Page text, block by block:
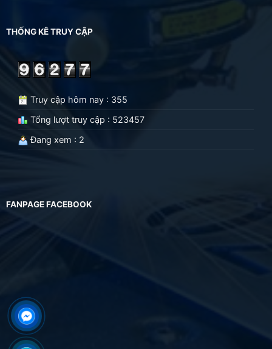
THỐNG KÊ TRUY CẬP
Truy cập hôm nay : 355
Tổng lượt truy cập : 523457
Đang xem : 2
FANPAGE FACEBOOK